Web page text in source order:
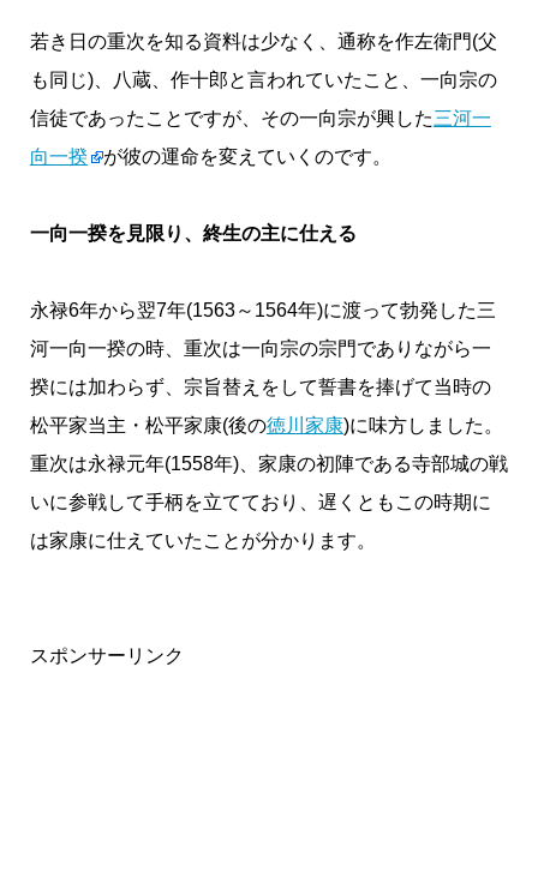
若き日の重次を知る資料は少なく、通称を作左衛門(父
も同じ)、八蔵、作十郎と言われていたこと、一向宗の
信徒であったことですが、その一向宗が興した三河一
向一揆
が彼の運命を変えていくのです。
一向一揆を見限り、終生の主に仕える
永禄6年から翌7年(1563～1564年)に渡って勃発した三
河一向一揆の時、重次は一向宗の宗門でありながら一
揆には加わらず、宗旨替えをして誓書を捧げて当時の
松平家当主・松平家康(後の徳川家康)に味方しました。
重次は永禄元年(1558年)、家康の初陣である寺部城の戦
いに参戦して手柄を立てており、遅くともこの時期に
は家康に仕えていたことが分かります。
スポンサーリンク